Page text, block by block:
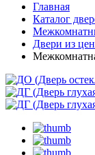
Главная
Каталог
Двери из